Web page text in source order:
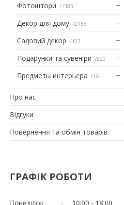
Фотоштори 1383
Декор для дому 2165
Садовий декор 107
Подарунки та сувеніри 820
Предметы интерьера 16
Про нас
Відгуки
Повернення та обмін товарів
ГРАФІК РОБОТИ
Понеділок 10:00 18:00